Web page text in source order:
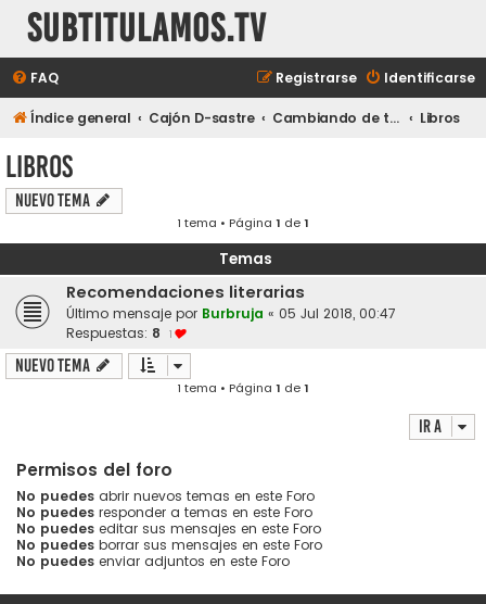
subtitulamos.tv
FAQ Identificarse
Registrarse
Índice general Cajón D-sastre Cambiando de tema... Libros
Libros
Nuevo Tema
1 tema • Página 1 de1
Temas
Recomendaciones literarias
Último mensaje por Burbruja « 05 Jul 2018, 00:47
Respuestas: 8 1
Nuevo Tema
1 tema • Página 1 de1
Ir a
Permisos del foro
No puedes abrir nuevos temas en este Foro
No puedes responder a temas en este Foro
No puedes editar sus mensajes en este Foro
No puedes borrar sus mensajes en este Foro
No puedes enviar adjuntos en este Foro